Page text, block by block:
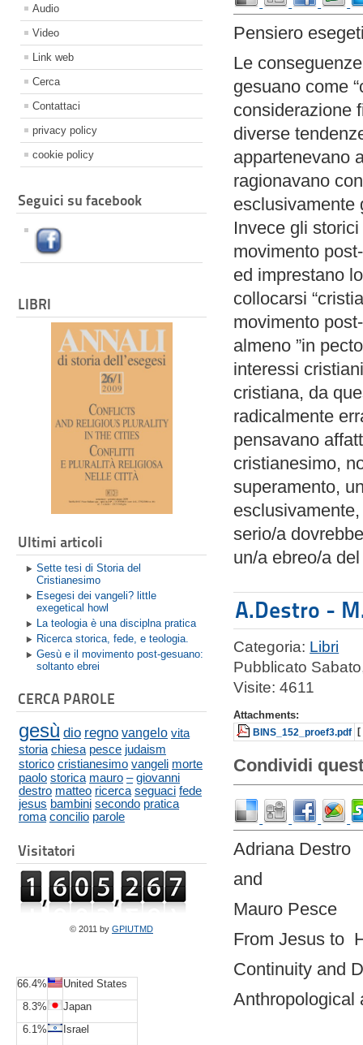
Audio
Video
Link web
Cerca
Contattaci
privacy policy
cookie policy
Seguici su facebook
LIBRI
Ultimi articoli
Sette tesi di Storia del
Cristianesimo
Esegesi dei vangeli? little
exegetical howl
La teologia è una disciplna pratica
Ricerca storica, fede, e teologia.
Gesù e il movimento post-gesuano:
soltanto ebrei
CERCA PAROLE
gesù dio regno vangelo vita
storia chiesa pesce judaism
storico cristianesimo vangeli morte
paolo storica mauro – giovanni
destro matteo ricerca seguaci fede
jesus bambini secondo pratica
roma concilio parole
Visitatori
© 2011 by GPIUTMD
66.4%
United States
8.3%
Japan
6.1%
Israel
Pensiero
Le
gesuano come
considerazione
diverse
appartenevano
ragionavano
esclusivamente
Invece gli
movimento pos
ed imprestano
collocarsi
movimento
almeno ”in
interessi
cristiana, da
radicalmente
pensavano
cristianesimo,
superamento,
serio/a
un/a ebreo/a
A.Destro -
Categoria: Libri
Pubblicato
Visite: 4611
Attachments:
BINS_152_proef3.pdf
Condividi
Adriana Destro
and
Mauro Pesce
From Jesus to
Continuity and
Anthropological